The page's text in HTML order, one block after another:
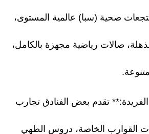
صحية (سبا) عالمية المستوى،
صالات رياضية مجهزة بالكامل،
تقدم بعض الفنادق تجارب
القوارب الخاصة، دروس الطهي